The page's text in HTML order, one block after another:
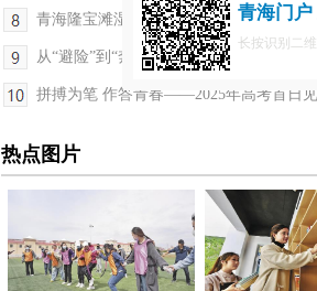
青海隆宝滩湿地21对黑颈鹤顺利抱窝
从“避险”到“奔富”——民和县地质灾害避
拼搏为笔 作答青春——2025年高考首日
热点图片
青海门户
长按识别二